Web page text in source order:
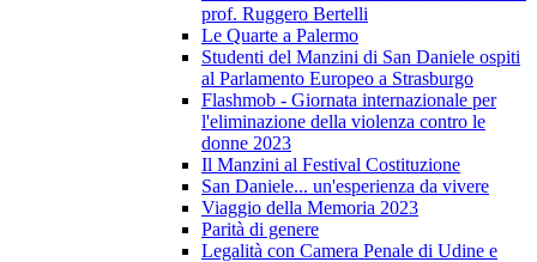
prof. Ruggero Bertelli
Le Quarte a Palermo
Studenti del Manzini di San Daniele ospiti
al Parlamento Europeo a Strasburgo
Flashmob - Giornata internazionale per
l'eliminazione della violenza contro le
donne 2023
Il Manzini al Festival Costituzione
San Daniele... un'esperienza da vivere
Viaggio della Memoria 2023
Parità di genere
Legalità con Camera Penale di Udine e